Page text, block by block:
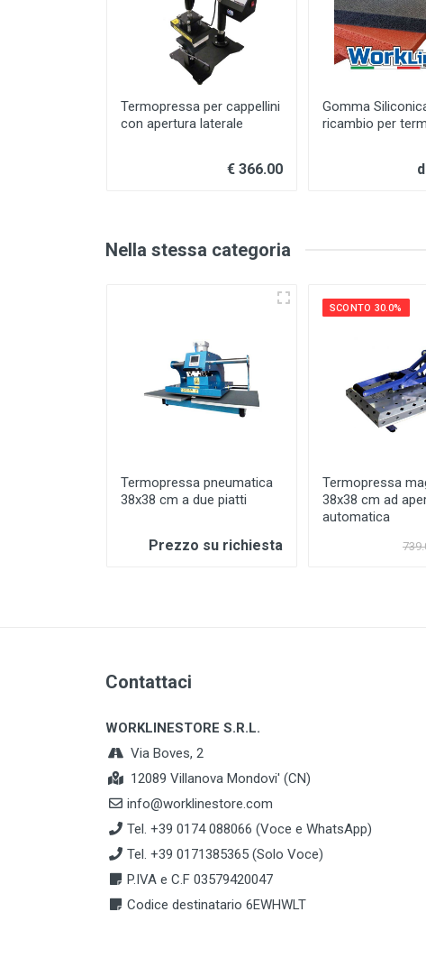
Termopressa per cappellini
con apertura laterale
€ 366.00
Gomma
ricambio per
Nella stessa categoria
Termopressa pneumatica
38x38 cm a due piatti
Prezzo su richiesta
SCONTO 30.0%
Termopressa
38x38 cm ad
automatica
Contattaci
WORKLINESTORE S.R.L.
Via Boves, 2
12089 Villanova Mondovi' (CN)
info@worklinestore.com
Tel. +39 0174 088066 (Voce e WhatsApp)
Tel. +39 0171385365 (Solo Voce)
P.IVA e C.F 03579420047
Codice destinatario 6EWHWLT